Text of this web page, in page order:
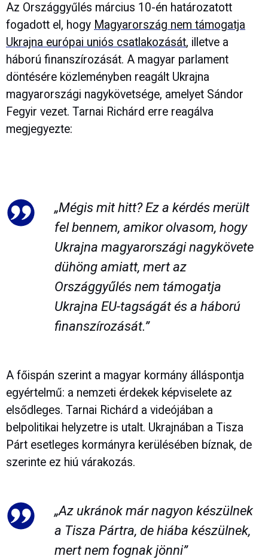
Az Országgyűlés március 10-én határozatott
fogadott el, hogy Magyarország nem támogatja
Ukrajna európai uniós csatlakozását, illetve a
háború finanszírozását. A magyar parlament
döntésére közleményben reagált Ukrajna
magyarországi nagykövetsége, amelyet Sándor
Fegyir vezet. Tarnai Richárd erre reagálva
megjegyezte:
„Mégis mit hitt? Ez a kérdés merült
fel bennem, amikor olvasom, hogy
Ukrajna magyarországi nagykövete
dühöng amiatt, mert az
Országgyűlés nem támogatja
Ukrajna EU-tagságát és a háború
finanszírozását.”
A főispán szerint a magyar kormány álláspontja
egyértelmű: a nemzeti érdekek képviselete az
elsődleges. Tarnai Richárd a videójában a
belpolitikai helyzetre is utalt. Ukrajnában a Tisza
Párt esetleges kormányra kerülésében bíznak, de
szerinte ez hiú várakozás.
„Az ukránok már nagyon készülnek
a Tisza Pártra, de hiába készülnek,
mert nem fognak jönni”